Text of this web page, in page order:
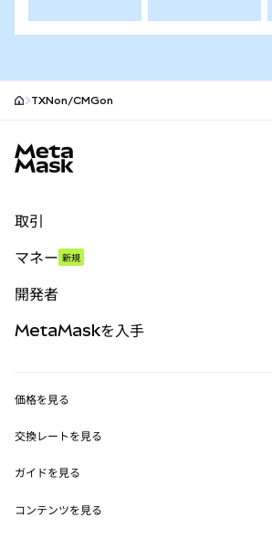
TXNon/CMGon
取引
パーペチュアル
RWA
マネー 新規
開発者
MetaMask Connect
Snaps
Web3サービス
MetaMaskを入手
セキュリティ
サポート
価格を見る
イーサリアムの価格
Solanaの価格
交換レートを見る
ETH→USD
USDT→INR
ガイドを見る
ETHの購入
コンテンツを見る